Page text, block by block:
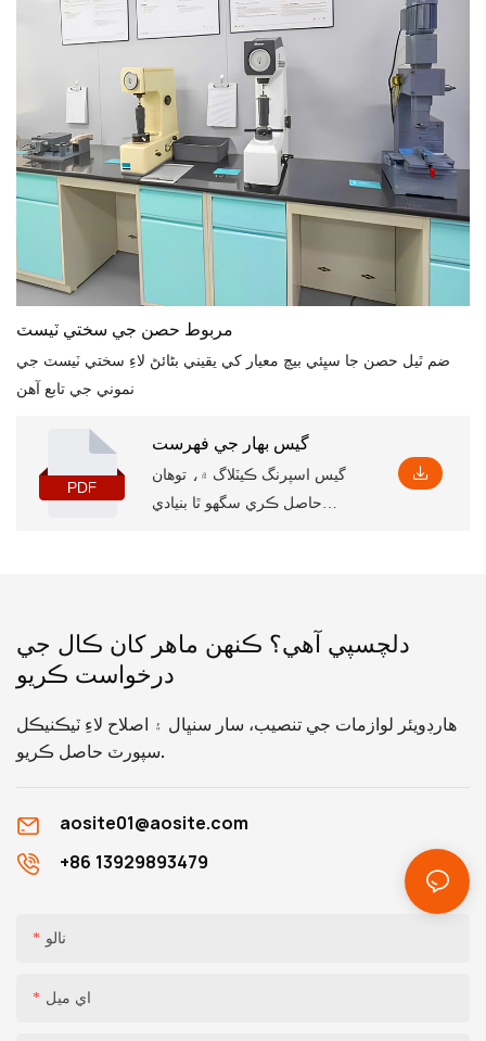
مربوط حصن جي سختي ٽيسٽ
ضم ٿيل حصن جا سڀئي بيچ معيار کي يقيني بڻائڻ لاءِ سختي ٽيسٽ جي
نموني جي تابع آهن
گيس بهار جي فهرست
گيس اسپرنگ ڪيٽلاگ ۾، توهان
حاصل ڪري سگهو ٿا بنيادي
توهان کي ان کي سمجهڻ ۾ مدد
دلچسپي آهي؟ ڪنهن ماهر کان ڪال جي
درخواست ڪريو
هارڊويئر لوازمات جي تنصيب، سار سنڀال ۽ اصلاح لاءِ ٽيڪنيڪل
سپورٽ حاصل ڪريو.
aosite01@aosite.com
+86 13929893479
نالو
اي ميل